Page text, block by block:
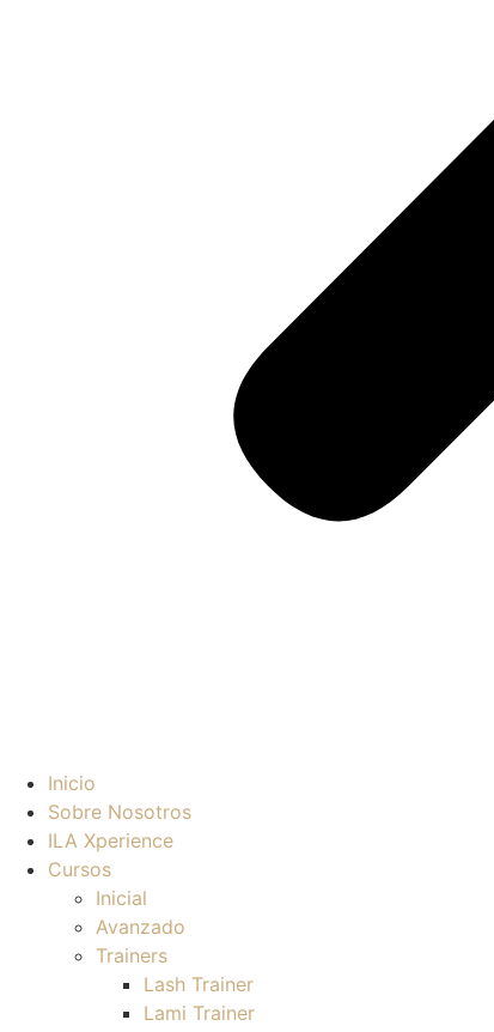
Inicio
Sobre Nosotros
ILA Xperience
Cursos
Inicial
Avanzado
Trainers
Lash Trainer
Lami Trainer